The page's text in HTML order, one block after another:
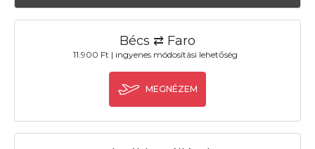
Bécs ⇄ Faro
11.900 Ft | ingyenes módosítási lehetőség
MEGNÉZEM